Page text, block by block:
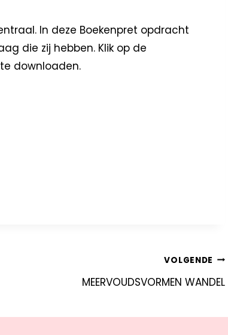
In deze Boekenpret opdracht
die zij hebben. Klik op de
downloaden.
VOLGENDE
MEERVOUDSVORMEN WANDEL